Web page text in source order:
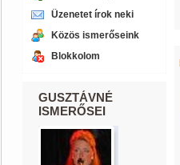
Üzenetet írok neki
Közös ismerőseink
Blokkolom
GUSZTÁVNÉ
ISMERŐSEI